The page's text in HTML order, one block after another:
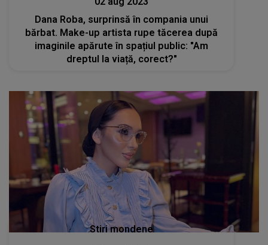
Dana Roba, surprinsă în compania unui
bărbat. Make-up artista rupe tăcerea după
imaginile apărute în spațiul public: "Am
dreptul la viață, corect?"
Stiri mondene